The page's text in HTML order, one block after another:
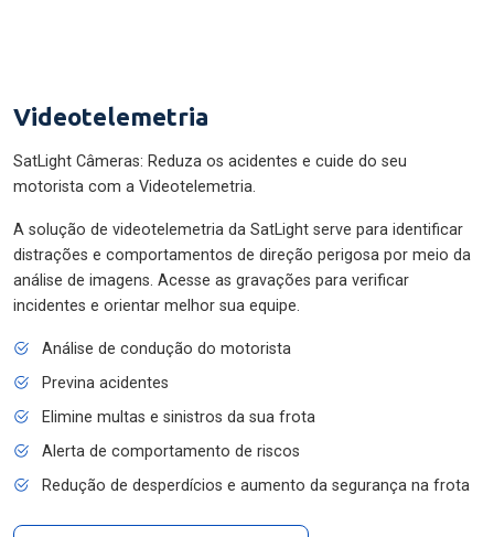
Videotelemetria
SatLight Câmeras: Reduza os acidentes e cuide do seu
motorista com a Videotelemetria.
A solução de videotelemetria da SatLight serve para identificar
distrações e comportamentos de direção perigosa por meio da
análise de imagens. Acesse as gravações para verificar
incidentes e orientar melhor sua equipe.
Análise de condução do motorista
Previna acidentes
Elimine multas e sinistros da sua frota
Alerta de comportamento de riscos
Redução de desperdícios e aumento da segurança na frota